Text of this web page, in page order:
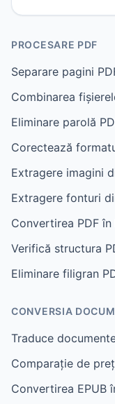
PROCESARE PDF
Separare pagini
Combinarea
Eliminare parolă
Corectează
Extragere imagini
Extragere fonturi
Convertirea PDF
Verifică structura
Eliminare filigran
CONVERSIA
Traduce
Comparație de
Convertirea EPUB